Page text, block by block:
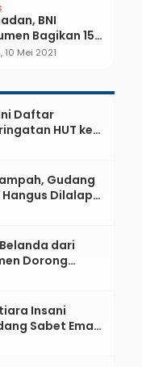
BNI
Bagikan 154
Pangan
10 Mei 2021
Daftar
HUT ke-
397 Kabupaten
Gudang
Dilalap
dari
Dorong
dan
Insani
Sabet Emas
Suci